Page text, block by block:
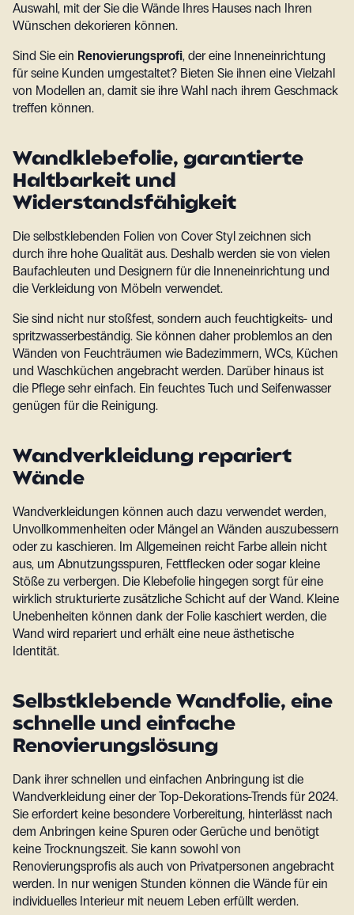
Auswahl, mit der Sie die Wände Ihres Hauses nach Ihren
Wünschen dekorieren können.
Sind Sie ein Renovierungsprofi, der eine Inneneinrichtung
für seine Kunden umgestaltet? Bieten Sie ihnen eine Vielzahl
von Modellen an, damit sie ihre Wahl nach ihrem Geschmack
treffen können.
Wandklebefolie, garantierte
Haltbarkeit und
Widerstandsfähigkeit
Die selbstklebenden Folien von Cover Styl zeichnen sich
durch ihre hohe Qualität aus. Deshalb werden sie von vielen
Baufachleuten und Designern für die Inneneinrichtung und
die Verkleidung von Möbeln verwendet.
Sie sind nicht nur stoßfest, sondern auch feuchtigkeits- und
spritzwasserbeständig. Sie können daher problemlos an den
Wänden von Feuchträumen wie Badezimmern, WCs, Küchen
und Waschküchen angebracht werden. Darüber hinaus ist
die Pflege sehr einfach. Ein feuchtes Tuch und Seifenwasser
genügen für die Reinigung.
Wandverkleidung repariert
Wände
Wandverkleidungen können auch dazu verwendet werden,
Unvollkommenheiten oder Mängel an Wänden auszubessern
oder zu kaschieren. Im Allgemeinen reicht Farbe allein nicht
aus, um Abnutzungsspuren, Fettflecken oder sogar kleine
Stöße zu verbergen. Die Klebefolie hingegen sorgt für eine
wirklich strukturierte zusätzliche Schicht auf der Wand. Kleine
Unebenheiten können dank der Folie kaschiert werden, die
Wand wird repariert und erhält eine neue ästhetische
Identität.
Selbstklebende Wandfolie, eine
schnelle und einfache
Renovierungslösung
Dank ihrer schnellen und einfachen Anbringung ist die
Wandverkleidung einer der Top-Dekorations-Trends für 2024.
Sie erfordert keine besondere Vorbereitung, hinterlässt nach
dem Anbringen keine Spuren oder Gerüche und benötigt
keine Trocknungszeit. Sie kann sowohl von
Renovierungsprofis als auch von Privatpersonen angebracht
werden. In nur wenigen Stunden können die Wände für ein
individuelles Interieur mit neuem Leben erfüllt werden.